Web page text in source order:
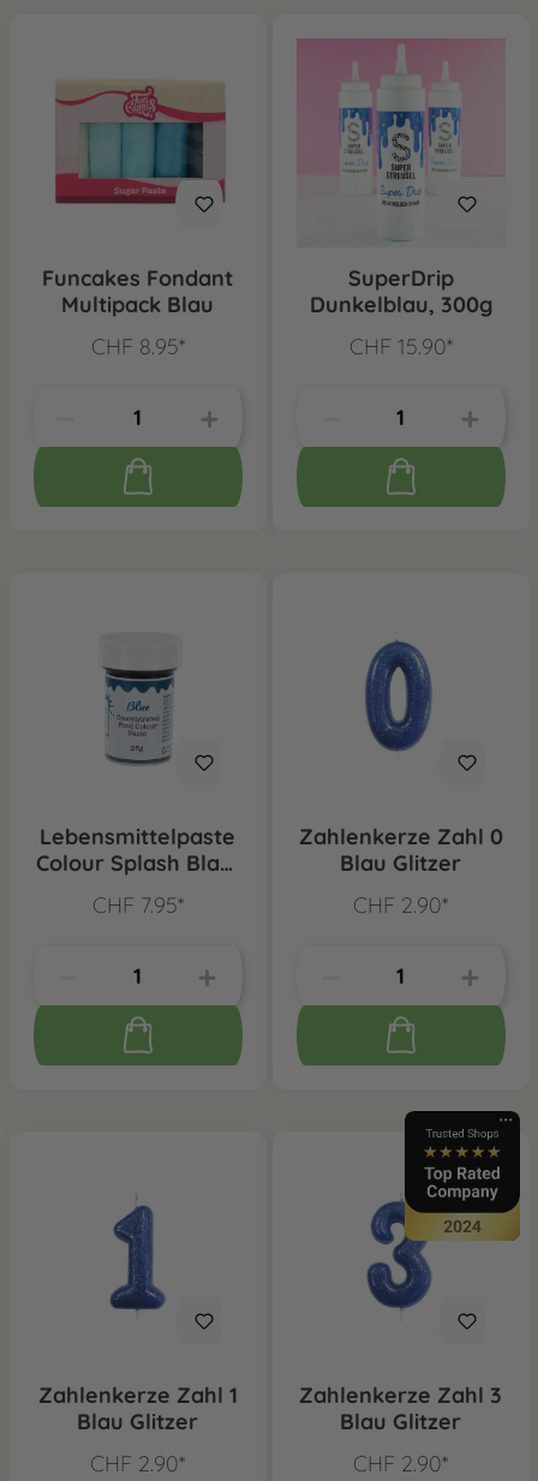
Funcakes Fondant
Multipack Blau
CHF 8.95*
SuperDrip
Dunkelblau, 300g
CHF 15.90*
Lebensmittelpaste
Colour Splash Blau,
CHF 7.95*
Zahlenkerze Zahl 0
Blau Glitzer
CHF 2.90*
Zahlenkerze Zahl 1
Blau Glitzer
CHF 2.90*
Zahlenkerze Zahl 3
Blau Glitzer
CHF 2.90*